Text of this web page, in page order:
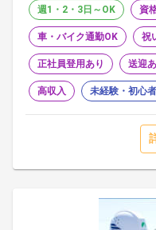
週1・2・3日～OK 資
車・バイク通勤OK 祝
正社員登用あり 送迎
高収入 未経験・初心